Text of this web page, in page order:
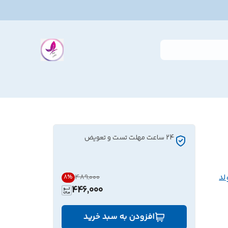
24 ساعت مهلت تست و تعویض
۴۸۹٬۰۰۰ 8%
446,000
افزودن به سبد خرید